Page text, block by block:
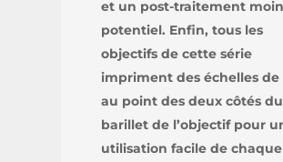
et un post-traitement
potentiel. Enfin, tous les
objectifs de cette série
impriment des échelles de
au point des deux côtés du
barillet de l’objectif pour
utilisation facile de